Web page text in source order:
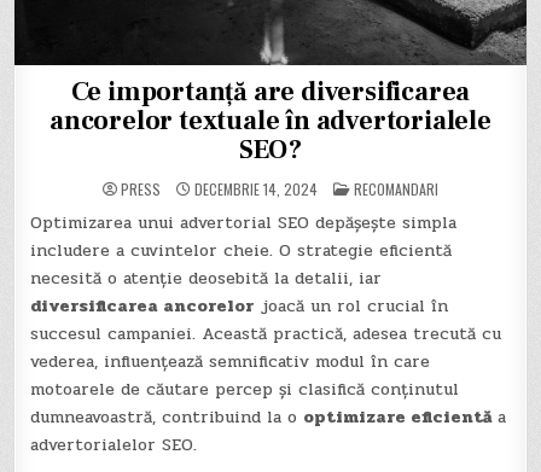
Ce importanță are diversificarea
ancorelor textuale în advertorialele
SEO?
PRESS DECEMBRIE 14, 2024 POSTED
IN
RECOMANDARI
Optimizarea unui advertorial SEO depășește simpla
includere a cuvintelor cheie. O strategie eficientă
necesită o atenție deosebită la detalii, iar
diversificarea ancorelor joacă un rol crucial în
succesul campaniei. Această practică, adesea trecută cu
vederea, influențează semnificativ modul în care
motoarele de căutare percep și clasifică conținutul
dumneavoastră, contribuind la o optimizare eficientăa
advertorialelor SEO.